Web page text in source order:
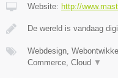
Website: http://
De wereld is vandaag
Webdesign,
Commerce, Cloud ▼